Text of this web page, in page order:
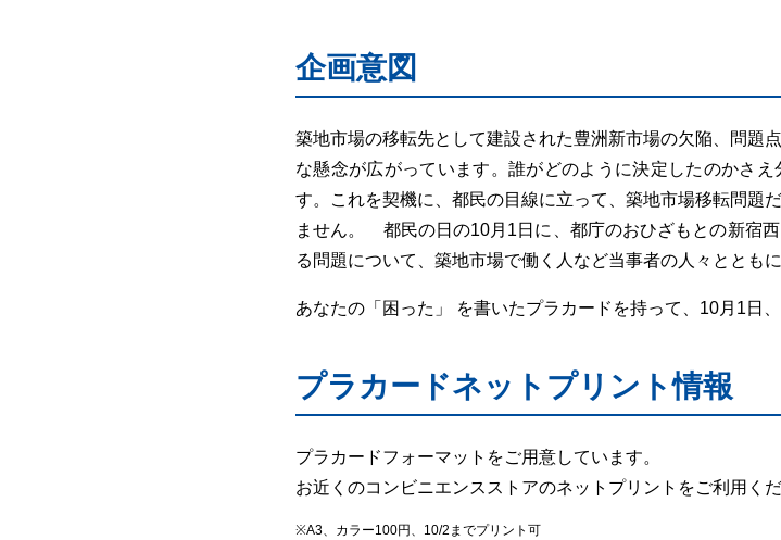
企画意図
築地市場の移転先として建設された豊洲新市場の欠陥、問題
な懸念が広がっています。誰がどのように決定したのかさ
す。これを契機に、都民の目線に立って、築地市場移転問題
ません。 都民の日の10月1日に、都庁のおひざもとの新宿
る問題について、築地市場で働く人など当事者の人々ととも
あなたの「困った」 を書いたプラカードを持って、10月1日
プラカードネットプリント情報
プラカードフォーマットをご用意しています。
お近くのコンビニエンスストアのネットプリントをご利用くだ
※A3、カラー100円、10/2までプリント可